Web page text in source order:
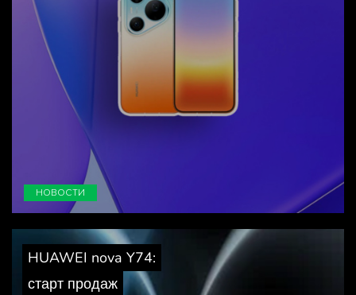
НОВОСТИ
HUAWEI nova Y74:
старт продаж